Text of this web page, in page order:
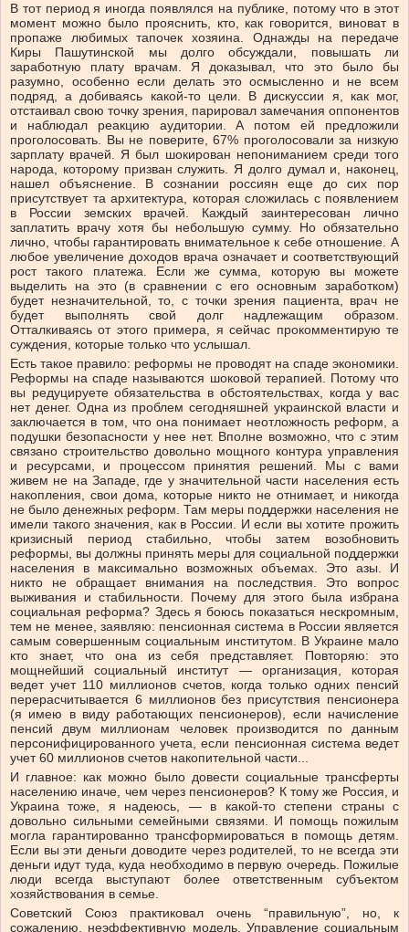
В тот период я иногда появлялся на публике, потому что в этот
момент можно было прояснить, кто, как говорится, виноват в
пропаже любимых тапочек хозяина. Однажды на передаче
Киры Пашутинской мы долго обсуждали, повышать ли
заработную плату врачам. Я доказывал, что это было бы
разумно, особенно если делать это осмысленно и не всем
подряд, а добиваясь какой-то цели. В дискуссии я, как мог,
отстаивал свою точку зрения, парировал замечания оппонентов
и наблюдал реакцию аудитории. А потом ей предложили
проголосовать. Вы не поверите, 67% проголосовали за низкую
зарплату врачей. Я был шокирован непониманием среди того
народа, которому призван служить. Я долго думал и, наконец,
нашел объяснение. В сознании россиян еще до сих пор
присутствует та архитектура, которая сложилась с появлением
в России земских врачей. Каждый заинтересован лично
заплатить врачу хотя бы небольшую сумму. Но обязательно
лично, чтобы гарантировать внимательное к себе отношение. А
любое увеличение доходов врача означает и соответствующий
рост такого платежа. Если же сумма, которую вы можете
выделить на это (в сравнении с его основным заработком)
будет незначительной, то, с точки зрения пациента, врач не
будет выполнять свой долг надлежащим образом.
Отталкиваясь от этого примера, я сейчас прокомментирую те
суждения, которые только что услышал.
Есть такое правило: реформы не проводят на спаде экономики.
Реформы на спаде называются шоковой терапией. Потому что
вы редуцируете обязательства в обстоятельствах, когда у вас
нет денег. Одна из проблем сегодняшней украинской власти и
заключается в том, что она понимает неотложность реформ, а
подушки безопасности у нее нет. Вполне возможно, что с этим
связано строительство довольно мощного контура управления
и ресурсами, и процессом принятия решений. Мы с вами
живем не на Западе, где у значительной части населения есть
накопления, свои дома, которые никто не отнимает, и никогда
не было денежных реформ. Там меры поддержки населения не
имели такого значения, как в России. И если вы хотите прожить
кризисный период стабильно, чтобы затем возобновить
реформы, вы должны принять меры для социальной поддержки
населения в максимально возможных объемах. Это азы. И
никто не обращает внимания на последствия. Это вопрос
выживания и стабильности. Почему для этого была избрана
социальная реформа? Здесь я боюсь показаться нескромным,
тем не менее, заявляю: пенсионная система в России является
самым совершенным социальным институтом. В Украине мало
кто знает, что она из себя представляет. Повторяю: это
мощнейший социальный институт — организация, которая
ведет учет 110 миллионов счетов, когда только одних пенсий
перерасчитывается 6 миллионов без присутствия пенсионера
(я имею в виду работающих пенсионеров), если начисление
пенсий двум миллионам человек производится по данным
персонифицированного учета, если пенсионная система ведет
учет 60 миллионов счетов накопительной части...
И главное: как можно было довести социальные трансферты
населению иначе, чем через пенсионеров? К тому же Россия, и
Украина тоже, я надеюсь, — в какой-то степени страны с
довольно сильными семейными связями. И помощь пожилым
могла гарантированно трансформироваться в помощь детям.
Если вы эти деньги доводите через родителей, то не всегда эти
деньги идут туда, куда необходимо в первую очередь. Пожилые
люди всегда выступают более ответственным субъектом
хозяйствования в семье.
Советский Союз практиковал очень “правильную”, но, к
сожалению, неэффективную модель. Управление социальным